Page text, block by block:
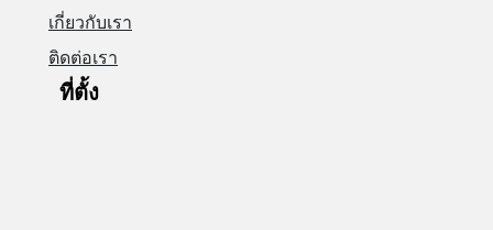
เกี่ยวกับเรา
ติดต่อเรา
ที่ตั้ง